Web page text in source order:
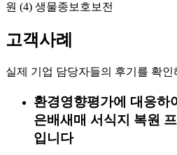
원 (4) 생물종보호보전
고객사례
실제 기업 담당자들의 후기를 확인
환경영향평가에 대응하
은배새매 서식지 복원
입니다